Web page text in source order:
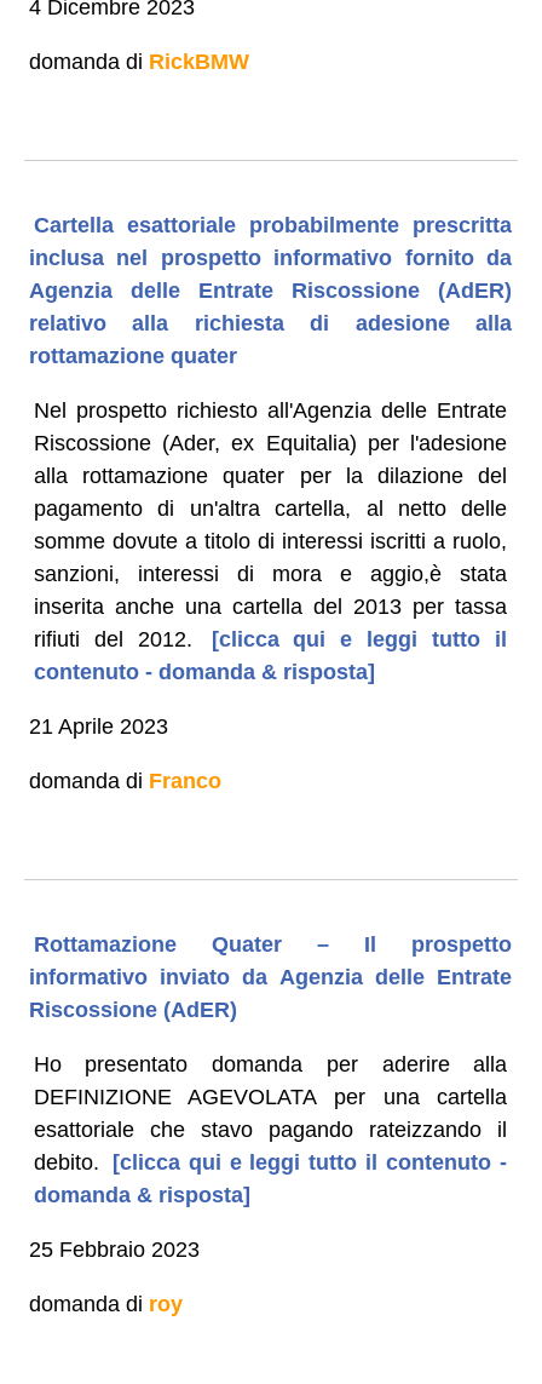
4 Dicembre 2023
domanda di RickBMW
Cartella esattoriale probabilmente prescritta
inclusa nel prospetto informativo fornito da
Agenzia delle Entrate Riscossione (AdER)
relativo alla richiesta di adesione alla
rottamazione quater
Nel prospetto richiesto all'Agenzia delle Entrate
Riscossione (Ader, ex Equitalia) per l'adesione
alla rottamazione quater per la dilazione del
pagamento di un'altra cartella, al netto delle
somme dovute a titolo di interessi iscritti a ruolo,
sanzioni, interessi di mora e aggio,è stata
inserita anche una cartella del 2013 per tassa
rifiuti del 2012.
[clicca qui e leggi tutto il
contenuto - domanda & risposta]
21 Aprile 2023
domanda di Franco
Rottamazione Quater – Il prospetto
informativo inviato da Agenzia delle Entrate
Riscossione (AdER)
Ho presentato domanda per aderire alla
DEFINIZIONE AGEVOLATA per una cartella
esattoriale che stavo pagando rateizzando il
debito.
[clicca qui e leggi tutto il contenuto -
domanda & risposta]
25 Febbraio 2023
domanda di roy